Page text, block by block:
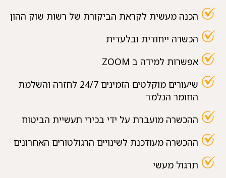
הכנה מעשית לקראת הביקורת של רשות שוק ההון
הכשרה ייחודית ובלעדית
אפשרות למידה ב ZOOM
שיעורים מוקלטים הזמינים 24/7 לחזרה והשלמת
החומר הנלמד
ההכשרה מועברת על ידי בכירי תעשיית הביטוח
ההכשרה מעודכנת לשינויים הרגולטורים האחרונים
תרגול מעשי